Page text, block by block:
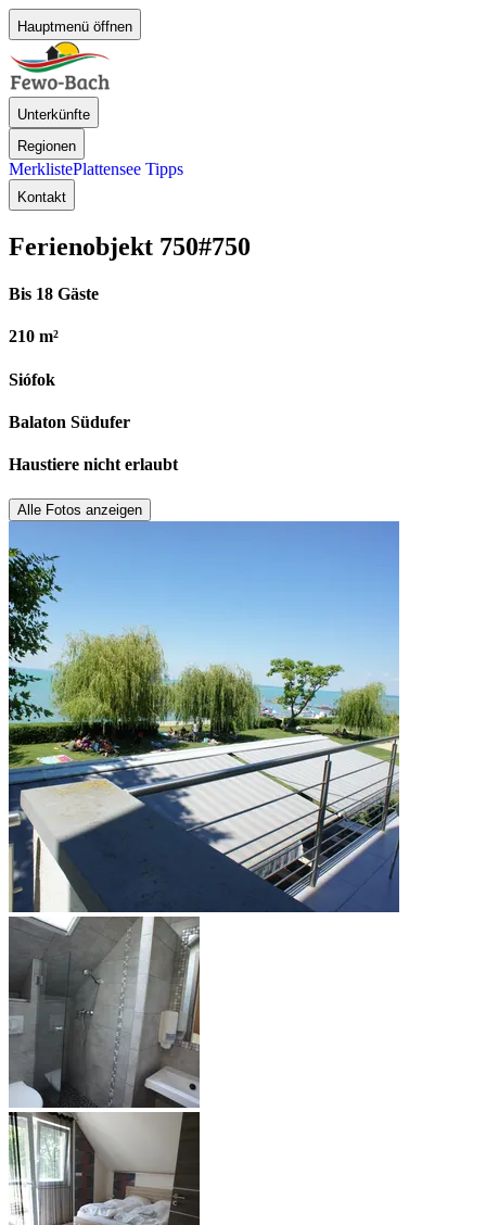
Hauptmenü öffnen
Unterkünfte
Regionen
MerklistePlattensee Tipps
Kontakt
Ferienobjekt 750#750
Bis 18 Gäste
210 m²
Siófok
Balaton Südufer
Haustiere nicht erlaubt
Alle Fotos anzeigen